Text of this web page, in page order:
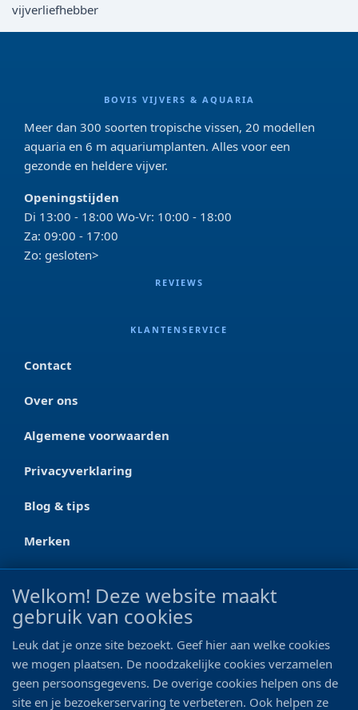
vijverliefhebber
BOVIS VIJVERS & AQUARIA
Meer dan 300 soorten tropische vissen, 20 modellen
aquaria en 6 m aquariumplanten. Alles voor een
gezonde en heldere vijver.
Openingstijden
Di 13:00 - 18:00 Wo-Vr: 10:00 - 18:00
Za: 09:00 - 17:00
Zo: gesloten>
REVIEWS
KLANTENSERVICE
Contact
Over ons
Algemene voorwaarden
Privacyverklaring
Blog & tips
Merken
CONTACT
Ootmarsumseweg 125a
0546 - 622 990
06 - 11 19 81 42
Welkom! Deze website maakt
gebruik van cookies
Leuk dat je onze site bezoekt. Geef hier aan welke cookies
we mogen plaatsen. De noodzakelijke cookies verzamelen
geen persoonsgegevens. De overige cookies helpen ons de
site en je bezoekerservaring te verbeteren. Ook helpen ze